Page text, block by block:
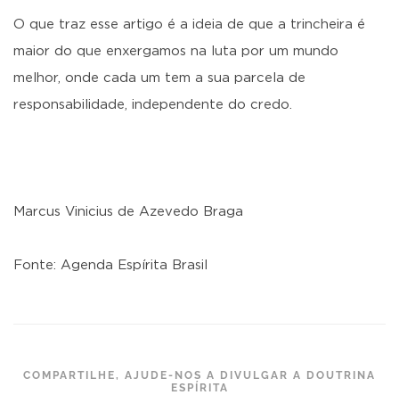
O que traz esse artigo é a ideia de que a trincheira é
maior do que enxergamos na luta por um mundo
melhor, onde cada um tem a sua parcela de
responsabilidade, independente do credo.
Marcus Vinicius de Azevedo Braga
Fonte: Agenda Espírita Brasil
COMPARTILHE, AJUDE-NOS A DIVULGAR A DOUTRINA
ESPÍRITA